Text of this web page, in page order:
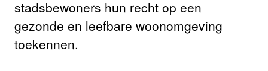
stadsbewoners hun recht op een
gezonde en leefbare woonomgeving
toekennen.